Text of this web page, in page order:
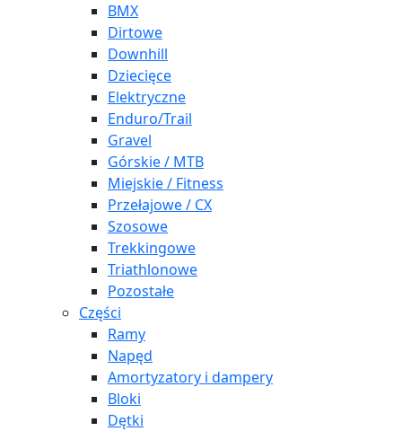
BMX
Dirtowe
Downhill
Dziecięce
Elektryczne
Enduro/Trail
Gravel
Górskie / MTB
Miejskie / Fitness
Przełajowe / CX
Szosowe
Trekkingowe
Triathlonowe
Pozostałe
Części
Ramy
Napęd
Amortyzatory i dampery
Bloki
Dętki